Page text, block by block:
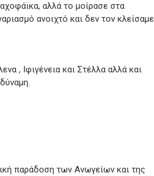
αλλά το μοίρασε στα
ανοιχτό και δεν τον κλείσαμε
, Ιφιγένεια και Στέλλα αλλά και
παράδοση των Ανωγείων και της